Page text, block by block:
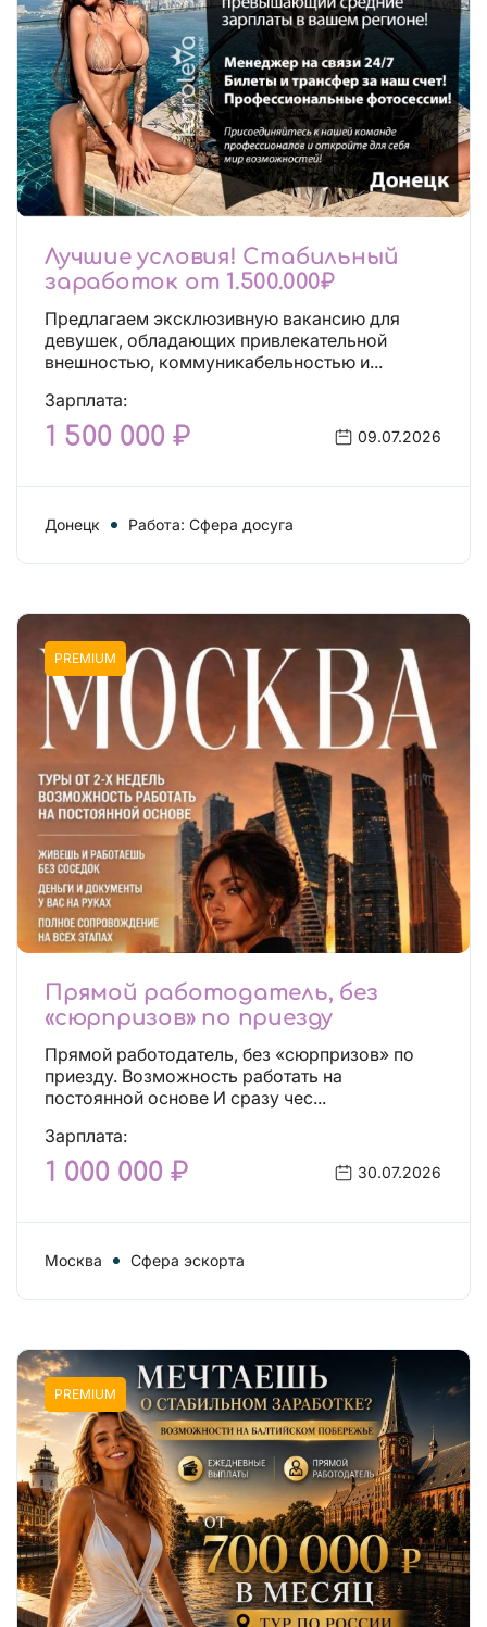
Лучшие условия! Стабильный
заработок от 1.500.000₽
Предлагаем эксклюзивную вакансию для
девушек, обладающих привлекательной
внешностью, коммуникабельностью и...
Зарплата:
1 500 000 ₽ 09.07.2026
Донецк Работа: Сфера досуга
PREMIUM
Прямой работодатель, без
«сюрпризов» по приезду
Прямой работодатель, без «сюрпризов» по
приезду. Возможность работать на
постоянной основе И сразу чес...
Зарплата:
1 000 000 ₽ 30.07.2026
Москва Сфера эскорта
PREMIUM